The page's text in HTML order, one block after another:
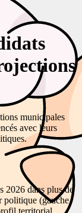
municipales
avec leurs
2026 dans plus de
politique (gauche,
territorial